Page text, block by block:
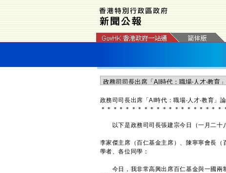
政務司司長出席「AI時代：職場‧人才‧教育」
＊ ＊ ＊ ＊ ＊ ＊ ＊ ＊ ＊ ＊ ＊ ＊ ＊ ＊ ＊ ＊ ＊ ＊ ＊ ＊
以下是政務司司長張建宗今日（一月二十八
李家傑主席（百仁基金主席）、陳寧寧會長
學者、各位同學：
今日，我非常高興出席百仁基金與一國兩制